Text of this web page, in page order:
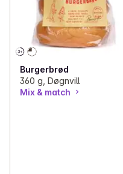
Burgerbrød
360 g, Døgnvill
Mix & match